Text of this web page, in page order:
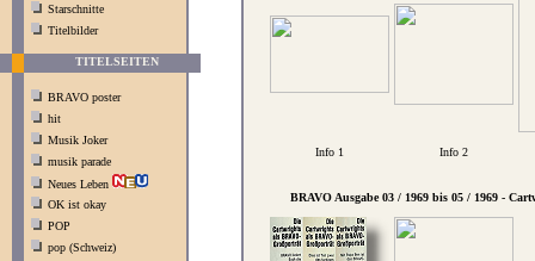
Starschnitte
Titelbilder
TITELSEITEN
BRAVO poster
hit
Musik Joker
musik parade
Neues Leben
OK ist okay
POP
pop (Schweiz)
Info 1 Info 2
BRAVO Ausgabe 03 / 1969 bis 05 / 1969 -